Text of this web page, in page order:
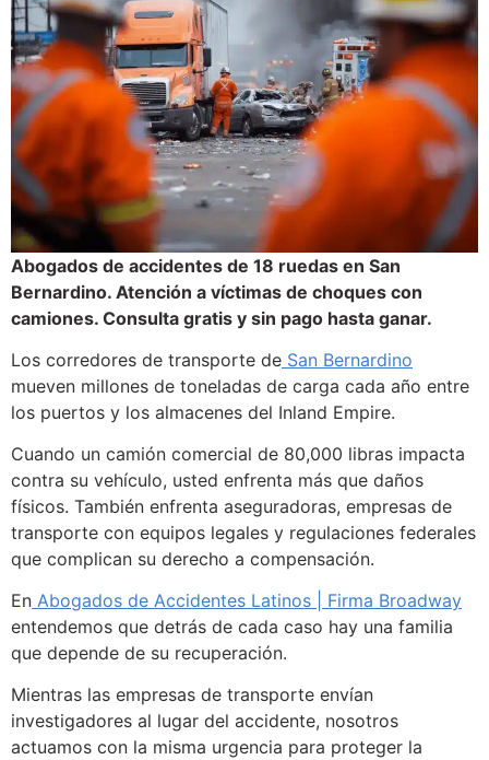
Abogados de accidentes de 18 ruedas en San
Bernardino. Atención a víctimas de choques con
camiones. Consulta gratis y sin pago hasta ganar.
Los corredores de transporte de San Bernardino
mueven millones de toneladas de carga cada año entre
los puertos y los almacenes del Inland Empire.
Cuando un camión comercial de 80,000 libras impacta
contra su vehículo, usted enfrenta más que daños
físicos. También enfrenta aseguradoras, empresas de
transporte con equipos legales y regulaciones federales
que complican su derecho a compensación.
En Abogados de Accidentes Latinos | Firma Broadway
entendemos que detrás de cada caso hay una familia
que depende de su recuperación.
Mientras las empresas de transporte envían
investigadores al lugar del accidente, nosotros
actuamos con la misma urgencia para proteger la